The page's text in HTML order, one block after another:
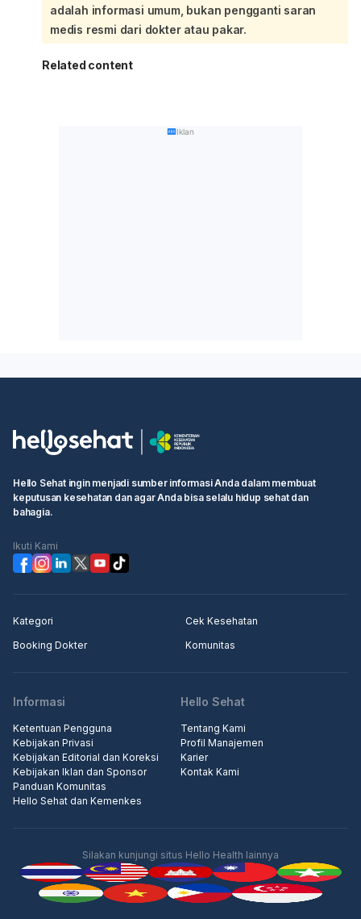
adalah informasi umum, bukan pengganti saran
medis resmi dari dokter atau pakar.
Related content
Iklan
Hello Sehat ingin menjadi sumber informasi Anda dalam membuat
keputusan kesehatan dan agar Anda bisa selalu hidup sehat dan
bahagia.
Ikuti Kami
Kategori
Cek Kesehatan
Booking Dokter
Komunitas
Informasi
Ketentuan Pengguna
Kebijakan Privasi
Kebijakan Editorial dan Koreksi
Kebijakan Iklan dan Sponsor
Panduan Komunitas
Hello Sehat dan Kemenkes
Hello Sehat
Tentang Kami
Profil Manajemen
Karier
Kontak Kami
Silakan kunjungi situs Hello Health lainnya